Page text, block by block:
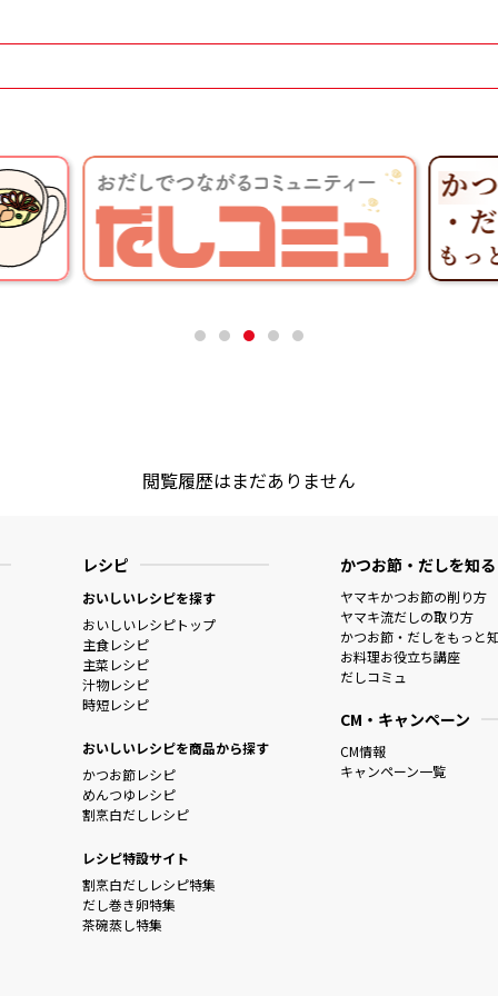
閲覧履歴はまだありません
レシピ
おいしいレシピを探す
おいしいレシピトップ
主食レシピ
主菜レシピ
汁物レシピ
時短レシピ
おいしいレシピを商品から探す
かつお節レシピ
めんつゆレシピ
割烹白だしレシピ
レシピ特設サイト
割烹白だしレシピ特集
だし巻き卵特集
茶碗蒸し特集
かつお節・だしを知
ヤマキかつお節の削り方
ヤマキ流だしの取り方
かつお節・だしをもっと
お料理お役立ち講座
だしコミュ
CM・キャンペーン
CM情報
キャンペーン一覧